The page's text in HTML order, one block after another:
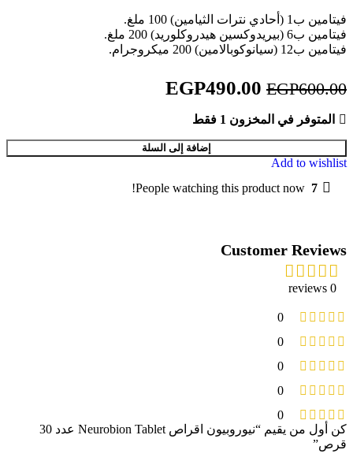
فيتامين ب1 (أحادي نترات الثيامين) 100 ملغ.
فيتامين ب6 (بيريدوكسين هيدروكلوريد) 200 ملغ.
فيتامين ب12 (سيانوكوبالامين) 200 ميكروجرام.
EGP600.00
EGP490.00
المتوفر في المخزون 1 فقط
إضافة إلى السلة
Add to wishlist
7
People watching this product now!
Customer Reviews
0 reviews
0
0
0
0
0
كن أول من يقيم “نيوروبيون اقراص Neurobion Tablet عدد 30
قرص”